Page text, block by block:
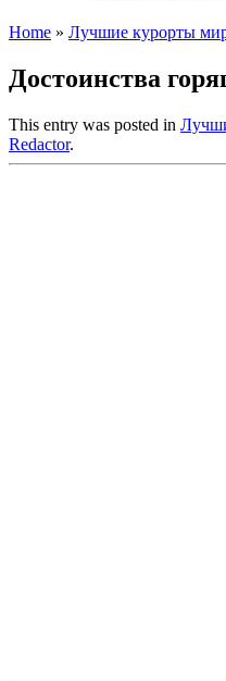
Home » Лучшие курорты
Достоинства
This entry was posted in
Redactor.